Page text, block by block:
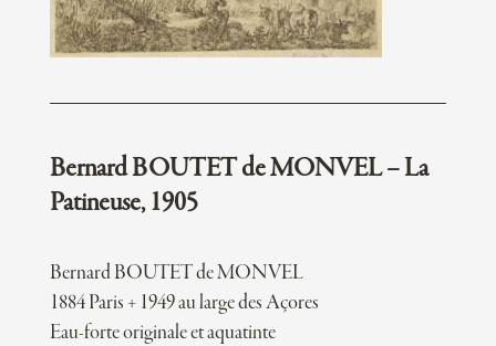
Bernard BOUTET de MONVEL – La
Patineuse, 1905
Bernard BOUTET de MONVEL
1884 Paris + 1949 au large des Açores
Eau-forte originale et aquatinte